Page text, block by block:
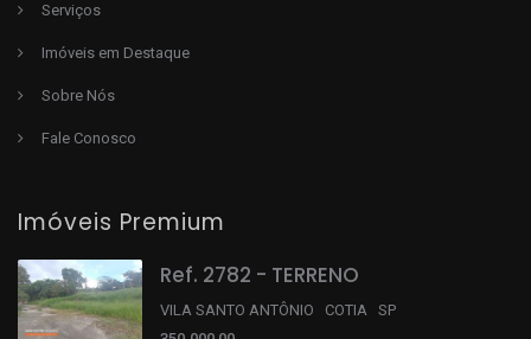
Serviços
Imóveis em Destaque
Sobre Nós
Fale Conosco
Imóveis Premium
Ref. 2782 - TERRENO
VILA SANTO ANTÔNIO COTIA SP